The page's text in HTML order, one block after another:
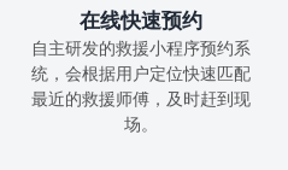
在线快速预约
自主研发的救援小程序预约系
统，会根据用户定位快速匹配
最近的救援师傅，及时赶到现
场。